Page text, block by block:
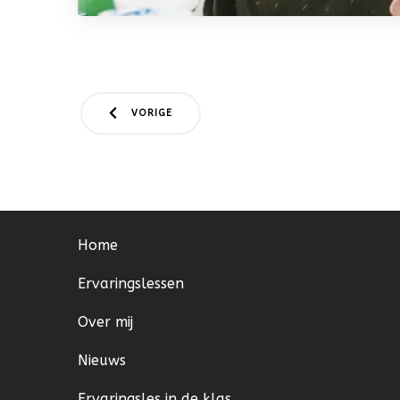
VORIGE
Home
Ervaringslessen
Over mij
Nieuws